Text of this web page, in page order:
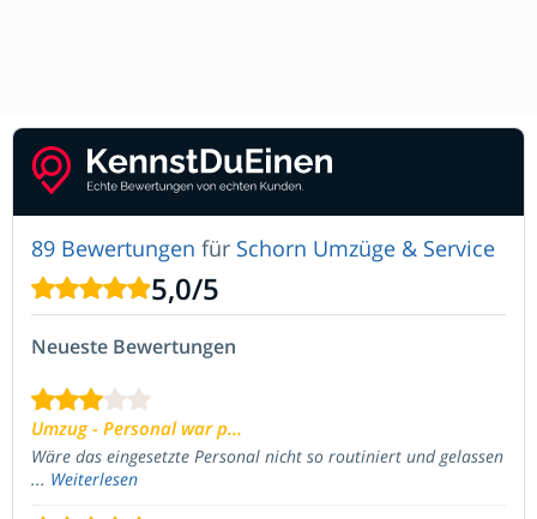
89 Bewertungen für Schorn Umzüge & Service
5,0/5
Neueste Bewertungen
Umzug - Personal war p...
Wäre das eingesetzte Personal nicht so routiniert und gelassen
... Weiterlesen